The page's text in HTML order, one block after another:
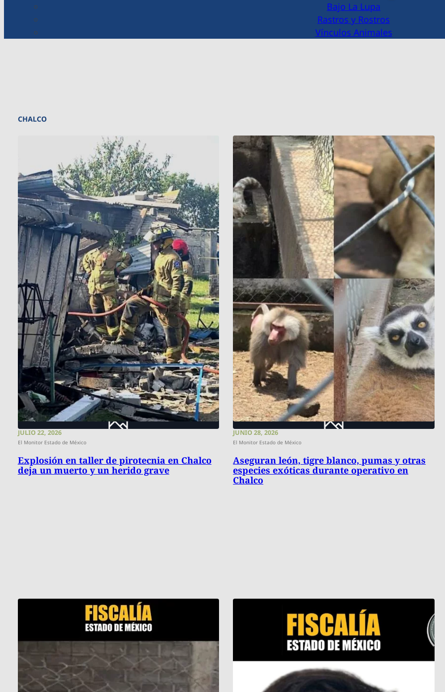
Bajo La Lupa
Rastros y Rostros
Vínculos Animales
CHALCO
JULIO 22, 2026
El Monitor Estado de México
Explosión en taller de pirotecnia en Chalco
deja un muerto y un herido grave
JUNIO 28, 2026
El Monitor Estado de México
Aseguran león, tigre blanco, pumas y otras
especies exóticas durante operativo en
Chalco